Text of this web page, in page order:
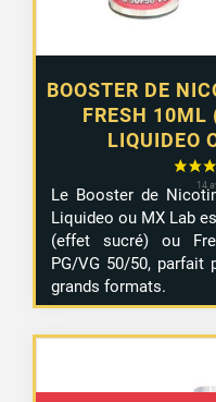
BOOSTER DE
FRESH
LIQUIDEO
Le Booster de
Liquideo ou MX Lab
(effet sucré) ou
PG/VG 50/50, parfait
grands formats.